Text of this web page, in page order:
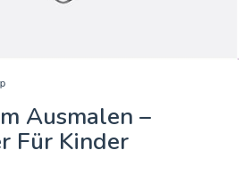
Ausmalen –
Für Kinder